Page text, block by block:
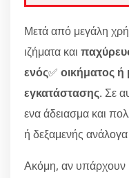
Μετά από μεγάλη
ιζήματα και
ενός✅ οικήματος ή
εγκατάστασης. Σε
ενα άδειασμα και
ή δεξαμενής
Ακόμη, αν υπάρχουν